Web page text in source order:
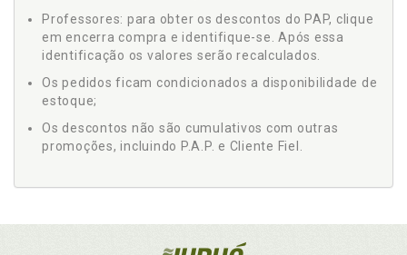
Professores: para obter os descontos do PAP, clique
em encerra compra e identifique-se. Após essa
identificação os valores serão recalculados.
Os pedidos ficam condicionados a disponibilidade de
estoque;
Os descontos não são cumulativos com outras
promoções, incluindo P.A.P. e Cliente Fiel.